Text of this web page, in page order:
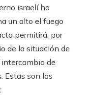
israelí ha
un alto el fuego
permitirá, por
de la situación de
de
Estas son las